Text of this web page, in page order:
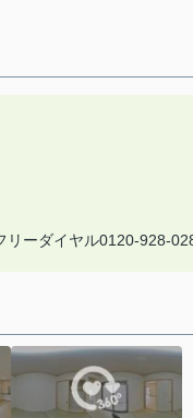
ーダイヤル0120-928-